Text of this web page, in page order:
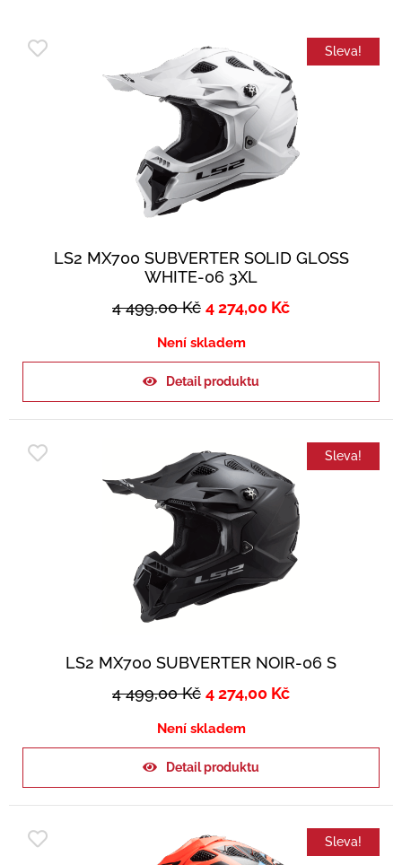
Sleva!
LS2 MX700 SUBVERTER SOLID GLOSS
WHITE-06 3XL
4 499,00Kč 4 274,00 Kč
Není skladem
Detail produktu
Sleva!
LS2 MX700 SUBVERTER NOIR-06 S
4 499,00Kč 4 274,00 Kč
Není skladem
Detail produktu
Sleva!